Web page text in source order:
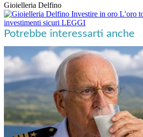
Gioielleria Delfino
Investire in oro L’oro
investimenti sicuri LEGGI